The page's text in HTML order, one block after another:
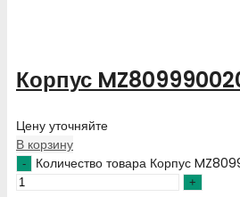
Корпус
Цену уточняйте
В корзину
Количество товара Корпус